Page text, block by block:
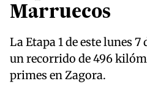
Marruecos
La Etapa 1 de este lunes
un recorrido de 496
primes en Zagora.